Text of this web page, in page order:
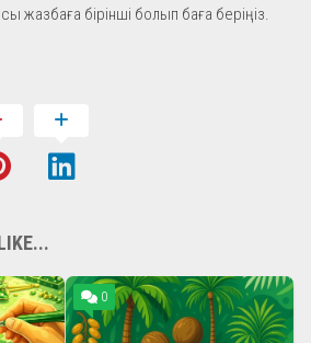
жазбаға бірінші болып баға беріңіз.
0